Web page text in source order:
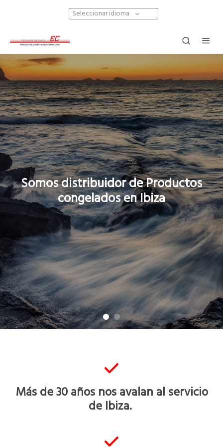
Seleccionar idioma
Somos distribuidor de Productos
congelados en Ibiza
Más de 30 años nos avalan al servicio
de Ibiza.